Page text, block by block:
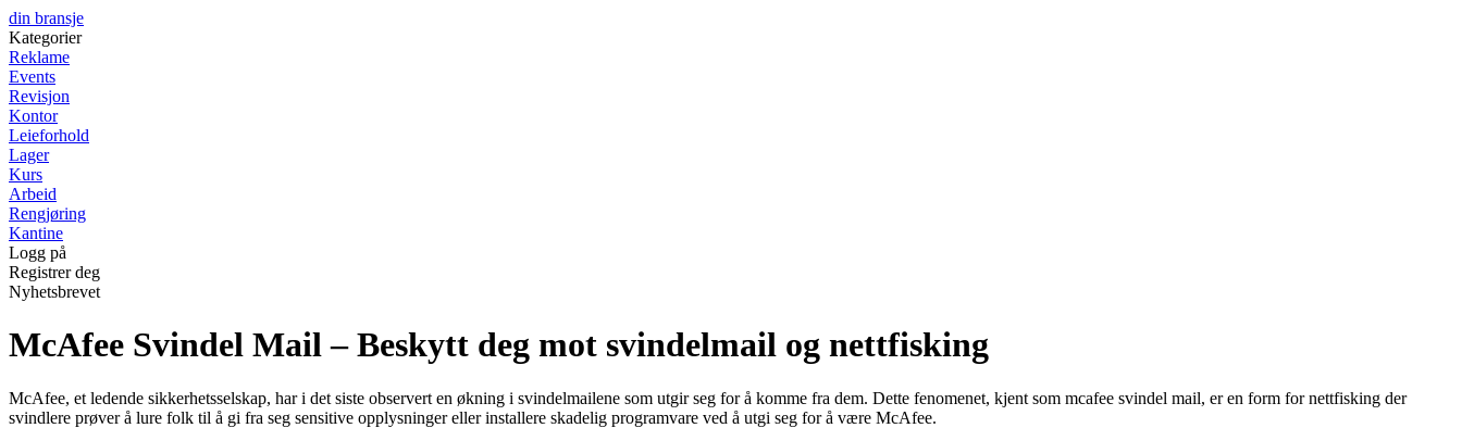
din bransje
Kategorier
Reklame
Events
Revisjon
Kontor
Leieforhold
Lager
Kurs
Arbeid
Rengjøring
Kantine
Logg på
Registrer deg
Nyhetsbrevet
McAfee Svindel Mail – Beskytt deg mot svindelmail og nettfisking
McAfee, et ledende sikkerhetsselskap, har i det siste observert en økning i svindelmailene som utgir seg for å komme fra dem. Dette fenomenet, kjent som mcafee svindel mail, er en form for nettfisking der
svindlere prøver å lure folk til å gi fra seg sensitive opplysninger eller installere skadelig programvare ved å utgi seg for å være McAfee.